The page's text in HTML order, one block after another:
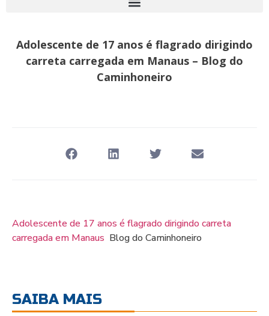
Adolescente de 17 anos é flagrado dirigindo
carreta carregada em Manaus – Blog do
Caminhoneiro
Adolescente de 17 anos é flagrado dirigindo carreta
carregada em Manaus Blog do Caminhoneiro
SAIBA MAIS